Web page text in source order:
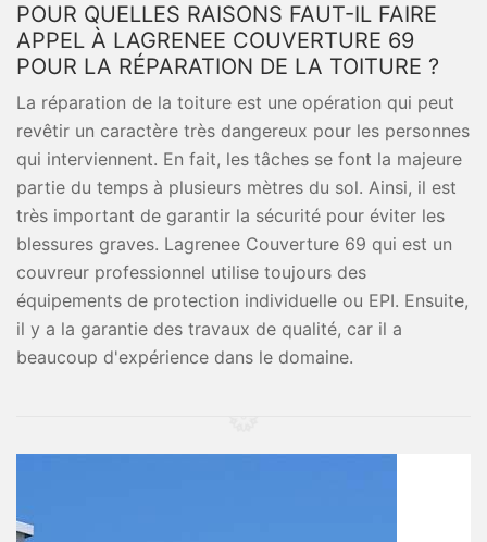
POUR QUELLES RAISONS FAUT-IL FAIRE
APPEL À LAGRENEE COUVERTURE 69
POUR LA RÉPARATION DE LA TOITURE ?
La réparation de la toiture est une opération qui peut
revêtir un caractère très dangereux pour les personnes
qui interviennent. En fait, les tâches se font la majeure
partie du temps à plusieurs mètres du sol. Ainsi, il est
très important de garantir la sécurité pour éviter les
blessures graves. Lagrenee Couverture 69 qui est un
couvreur professionnel utilise toujours des
équipements de protection individuelle ou EPI. Ensuite,
il y a la garantie des travaux de qualité, car il a
beaucoup d'expérience dans le domaine.